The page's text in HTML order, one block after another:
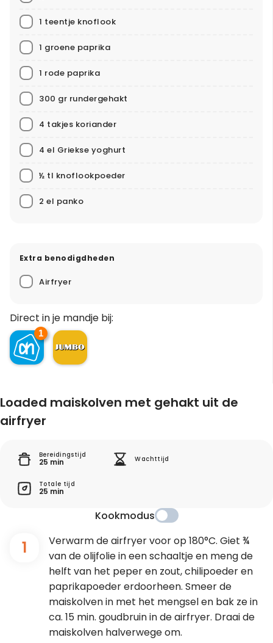
1 teentje knoflook
1 groene paprika
1 rode paprika
300 gr rundergehakt
4 takjes koriander
4 el Griekse yoghurt
½ tl knoflookpoeder
2 el panko
Extra benodigdheden
Airfryer
Direct in je mandje bij:
1
Loaded maiskolven met gehakt uit de
airfryer
Bereidingstijd
25 min Wachttijd
Totale tijd
25 min
Kookmodus
1
Verwarm de airfryer voor op 180°C. Giet ¾
van de olijfolie in een schaaltje en meng de
helft van het peper en zout, chilipoeder en
paprikapoeder erdoorheen. Smeer de
maiskolven in met het mengsel en bak ze in
ca. 15 min. goudbruin in de airfryer. Draai de
maiskolven halverwege om.